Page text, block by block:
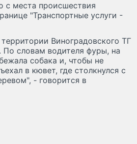
с места происшествия
"Транспортные услуги -
Виноградовского ТГ
По словам водителя фуры, на
собака и, чтобы не
в кювет, где столкнулся с
- говорится в